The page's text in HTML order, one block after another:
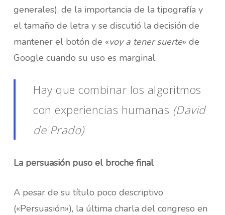
generales), de la importancia de la tipografía y
el tamaño de letra y se discutió la decisión de
mantener el botón de «voy a tener suerte» de
Google cuando su uso es marginal.
Hay que combinar los algoritmos
con experiencias humanas (David
de Prado)
La persuasión puso el broche final
A pesar de su título poco descriptivo
(«Persuasión»), la última charla del congreso en